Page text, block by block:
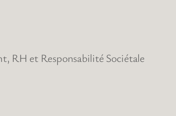
RH et Responsabilité Sociétale